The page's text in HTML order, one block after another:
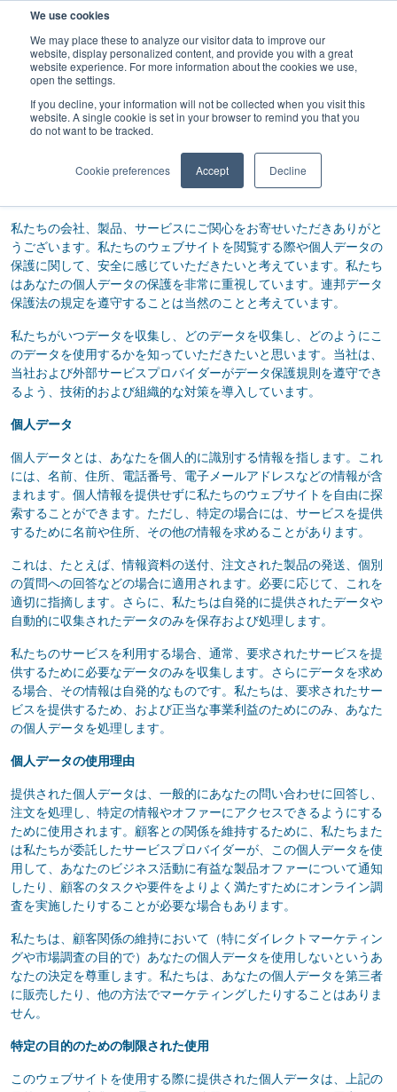
We use cookies
We may place these to analyze our visitor data to improve our
website, display personalized content, and provide you with a great
website experience. For more information about the cookies we use,
open the settings.
If you decline, your information will not be collected when you visit this
website. A single cookie is set in your browser to remind you that you
do not want to be tracked.
Cookie preferences Accept Decline
プライバシーポリシー
私たちの会社、製品、サービスにご関心をお寄せいただきありがと
うございます。私たちのウェブサイトを閲覧する際や個人データの
保護に関して、安全に感じていただきたいと考えています。私たち
はあなたの個人データの保護を非常に重視しています。連邦データ
保護法の規定を遵守することは当然のことと考えています。
私たちがいつデータを収集し、どのデータを収集し、どのようにこ
のデータを使用するかを知っていただきたいと思います。当社は、
当社および外部サービスプロバイダーがデータ保護規則を遵守でき
るよう、技術的および組織的な対策を導入しています。
個人データ
個人データとは、あなたを個人的に識別する情報を指します。これ
には、名前、住所、電話番号、電子メールアドレスなどの情報が含
まれます。個人情報を提供せずに私たちのウェブサイトを自由に探
索することができます。ただし、特定の場合には、サービスを提供
するために名前や住所、その他の情報を求めることがあります。
これは、たとえば、情報資料の送付、注文された製品の発送、個別
の質問への回答などの場合に適用されます。必要に応じて、これを
適切に指摘します。さらに、私たちは自発的に提供されたデータや
自動的に収集されたデータのみを保存および処理します。
私たちのサービスを利用する場合、通常、要求されたサービスを提
供するために必要なデータのみを収集します。さらにデータを求め
る場合、その情報は自発的なものです。私たちは、要求されたサー
ビスを提供するため、および正当な事業利益のためにのみ、あなた
の個人データを処理します。
個人データの使用理由
提供された個人データは、一般的にあなたの問い合わせに回答し、
注文を処理し、特定の情報やオファーにアクセスできるようにする
ために使用されます。顧客との関係を維持するために、私たちまた
は私たちが委託したサービスプロバイダーが、この個人データを使
用して、あなたのビジネス活動に有益な製品オファーについて通知
したり、顧客のタスクや要件をよりよく満たすためにオンライン調
査を実施したりすることが必要な場合もあります。
私たちは、顧客関係の維持において（特にダイレクトマーケティン
グや市場調査の目的で）あなたの個人データを使用しないというあ
なたの決定を尊重します。私たちは、あなたの個人データを第三者
に販売したり、他の方法でマーケティングしたりすることはありま
せん。
特定の目的のための制限された使用
このウェブサイトを使用する際に提供された個人データは、上記の